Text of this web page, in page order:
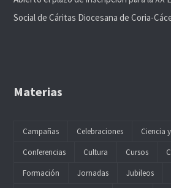
Social de Cáritas Diocesana de Coria-
Materias
Campañas Celebraciones Ciencia
Conferencias
Cultura Cursos
Formación
Jornadas
Jubileos